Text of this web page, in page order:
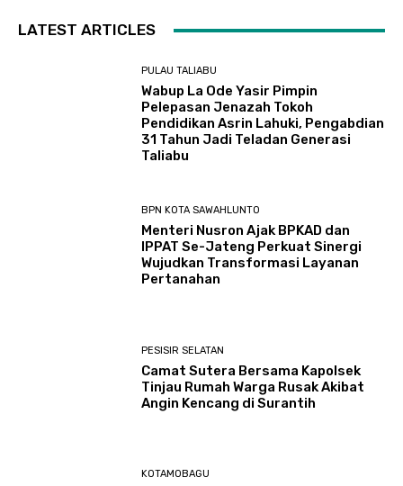
LATEST ARTICLES
PULAU TALIABU
Wabup La Ode Yasir Pimpin
Pelepasan Jenazah Tokoh
Pendidikan Asrin Lahuki, Pengabdian
31 Tahun Jadi Teladan Generasi
Taliabu
BPN KOTA SAWAHLUNTO
Menteri Nusron Ajak BPKAD dan
IPPAT Se-Jateng Perkuat Sinergi
Wujudkan Transformasi Layanan
Pertanahan
PESISIR SELATAN
Camat Sutera Bersama Kapolsek
Tinjau Rumah Warga Rusak Akibat
Angin Kencang di Surantih
KOTAMOBAGU